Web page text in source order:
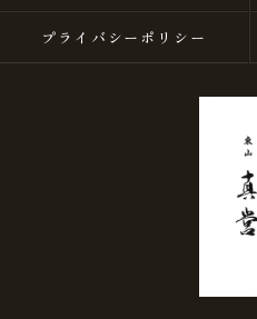
プライバシーポリシー